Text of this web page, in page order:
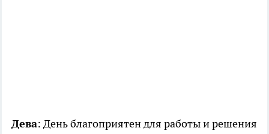
Дева: День благоприятен для работы и решения